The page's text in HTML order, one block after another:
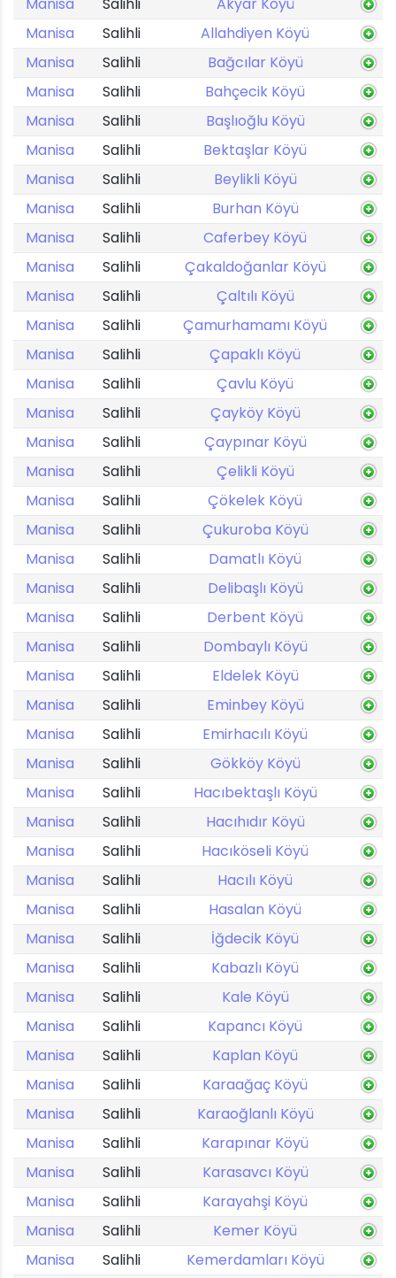
Manisa
Salihli
Allahdiyen Köyü
Manisa
Salihli
Bağcılar Köyü
Manisa
Salihli
Bahçecik Köyü
Manisa
Salihli
Başlıoğlu Köyü
Manisa
Salihli
Bektaşlar Köyü
Manisa
Salihli
Beylikli Köyü
Manisa
Salihli
Burhan Köyü
Manisa
Salihli
Caferbey Köyü
Manisa
Salihli
Çakaldoğanlar Köyü
Manisa
Salihli
Çaltılı Köyü
Manisa
Salihli
Çamurhamamı Köyü
Manisa
Salihli
Çapaklı Köyü
Manisa
Salihli
Çavlu Köyü
Manisa
Salihli
Çayköy Köyü
Manisa
Salihli
Çaypınar Köyü
Manisa
Salihli
Çelikli Köyü
Manisa
Salihli
Çökelek Köyü
Manisa
Salihli
Çukuroba Köyü
Manisa
Salihli
Damatlı Köyü
Manisa
Salihli
Delibaşlı Köyü
Manisa
Salihli
Derbent Köyü
Manisa
Salihli
Dombaylı Köyü
Manisa
Salihli
Eldelek Köyü
Manisa
Salihli
Eminbey Köyü
Manisa
Salihli
Emirhacılı Köyü
Manisa
Salihli
Gökköy Köyü
Manisa
Salihli
Hacıbektaşlı Köyü
Manisa
Salihli
Hacıhıdır Köyü
Manisa
Salihli
Hacıköseli Köyü
Manisa
Salihli
Hacılı Köyü
Manisa
Salihli
Hasalan Köyü
Manisa
Salihli
İğdecik Köyü
Manisa
Salihli
Kabazlı Köyü
Manisa
Salihli
Kale Köyü
Manisa
Salihli
Kapancı Köyü
Manisa
Salihli
Kaplan Köyü
Manisa
Salihli
Karaağaç Köyü
Manisa
Salihli
Karaoğlanlı Köyü
Manisa
Salihli
Karapınar Köyü
Manisa
Salihli
Karasavcı Köyü
Manisa
Salihli
Karayahşi Köyü
Manisa
Salihli
Kemer Köyü
Manisa
Salihli
Kemerdamları Köyü